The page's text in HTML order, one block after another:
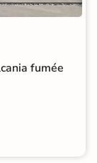
fumée